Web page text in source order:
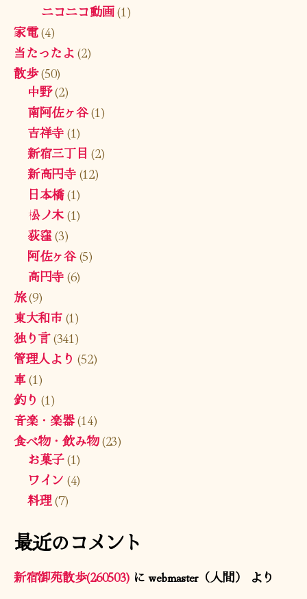
ニコニコ動画(1)
家電(4)
当たったよ(2)
散歩(50)
中野(2)
南阿佐ヶ谷(1)
吉祥寺(1)
新宿三丁目 (2)
新高円寺(12)
日本橋(1)
松ノ木(1)
荻窪(3)
阿佐ヶ谷(5)
高円寺(6)
旅(9)
東大和市(1)
独り言(341)
管理人より (52)
車(1)
釣り (1)
音楽・楽器(14)
食べ物・飲み物(23)
お菓子(1)
ワイン (4)
料理(7)
最近のコメント
新宿御苑散歩(260503) にwebmaster（人間）
より